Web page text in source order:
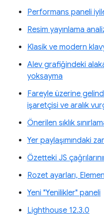
Performans paneli
Resim yayınlama
Klasik ve modern
Alev grafiğindeki
yoksayma
Fareyle üzerine
işaretçisi ve aralık
Önerilen sıklık
Yer paylaşımındaki
Özetteki JS
Rozet ayarları,
Yeni "Yenilikler" paneli
Lighthouse 12.3.0